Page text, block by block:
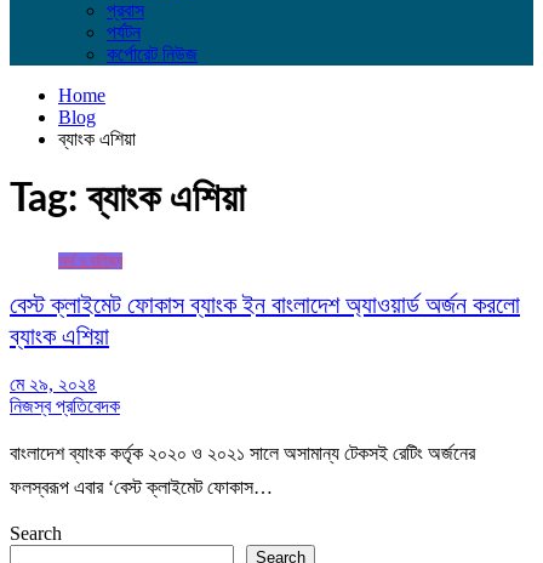
প্রবাস
পর্যটন
কর্পোরেট নিউজ
Home
Blog
ব্যাংক এশিয়া
Tag:ব্যাংক এশিয়া
অর্থ ও বাণিজ্য
বেস্ট ক্লাইমেট ফোকাস ব্যাংক ইন বাংলাদেশ অ্যাওয়ার্ড অর্জন করলো
ব্যাংক এশিয়া
মে ২৯, ২০২৪
নিজস্ব প্রতিবেদক
বাংলাদেশ ব্যাংক কর্তৃক ২০২০ ও ২০২১ সালে অসামান্য টেকসই রেটিং অর্জনের
ফলস্বরূপ এবার ʻবেস্ট ক্লাইমেট ফোকাস…
Search
Search